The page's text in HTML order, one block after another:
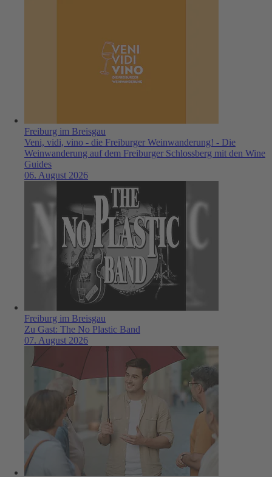
Freiburg im Breisgau
Veni, vidi, vino - die Freiburger Weinwanderung! - Die
Weinwanderung auf dem Freiburger Schlossberg mit den Wine
Guides
06. August 2026
Freiburg im Breisgau
Zu Gast: The No Plastic Band
07. August 2026